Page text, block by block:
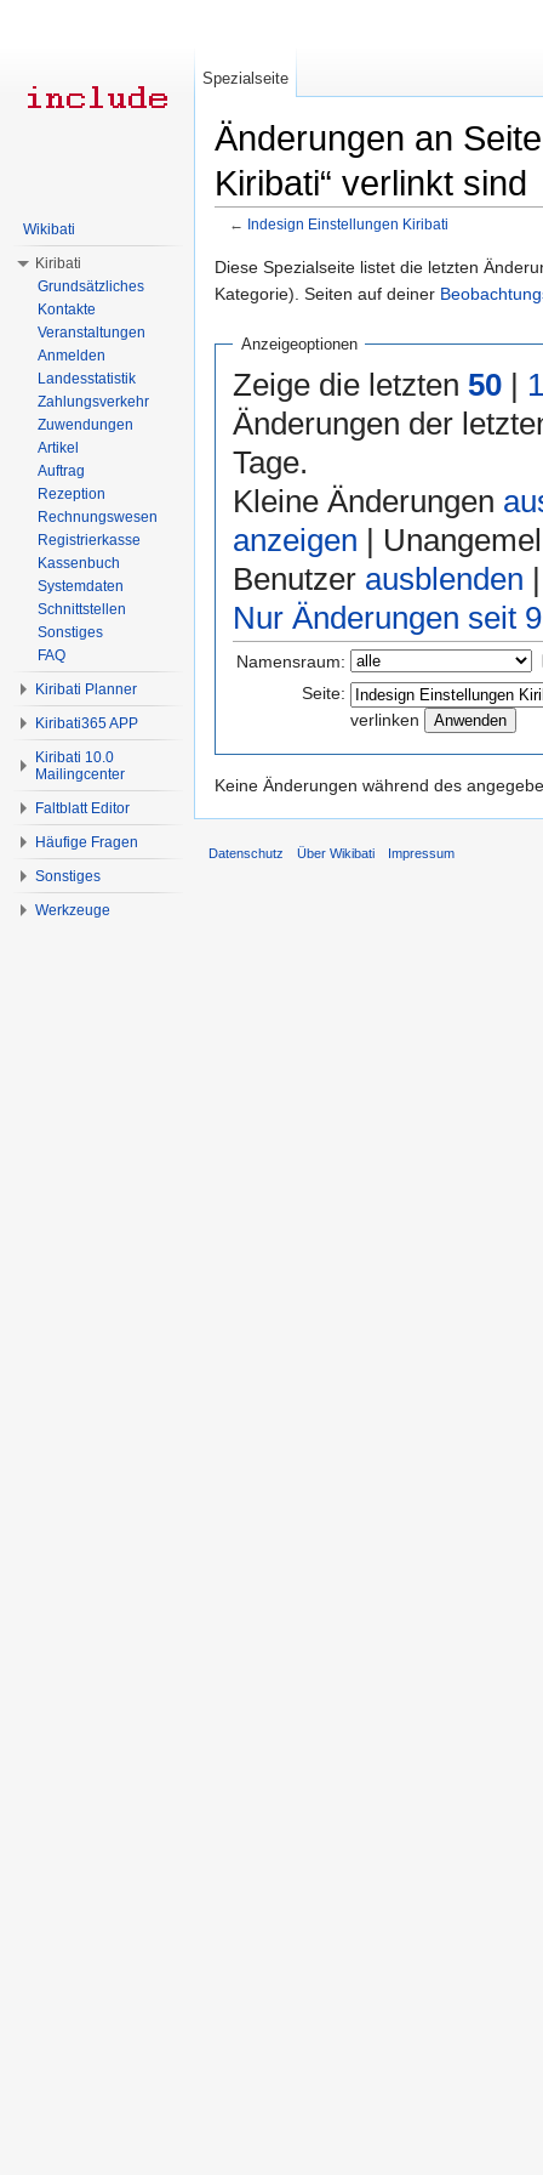
Änderungen an
Kiribati“ verlinkt sind
← Indesign Einstellungen Kiribati
Diese Spezialseite listet die letzten
Kategorie). Seiten auf deiner
Anzeigeoptionen
Zeige die letzten 50 |
Änderungen der
Tage.
Kleine Änderungen
anzeigen |
Benutzer ausblenden
Nur Änderungen seit
Namensraum:
Seite:
verlinken
Keine Änderungen während des
Spezialseite
Wikibati
Kiribati
Grundsätzliches
Kontakte
Veranstaltungen
Anmelden
Landesstatistik
Zahlungsverkehr
Zuwendungen
Artikel
Auftrag
Rezeption
Rechnungswesen
Registrierkasse
Kassenbuch
Systemdaten
Schnittstellen
Sonstiges
FAQ
Kiribati Planner
Kiribati365 APP
Kiribati 10.0
Mailingcenter
Faltblatt Editor
Häufige Fragen
Sonstiges
Werkzeuge
Datenschutz Über Wikibati Impressum